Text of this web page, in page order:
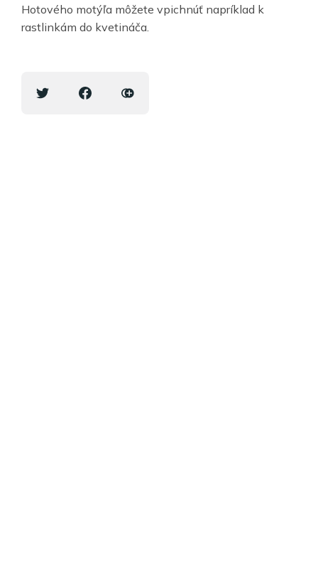
Hotového motýľa môžete vpichnúť napríklad k
rastlinkám do kvetináča.